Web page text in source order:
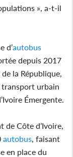
», a-t-il
d’autobus
depuis 2017
la République,
transport urbain
Émergente.
de Côte d’Ivoire,
autobus , faisant
en place du